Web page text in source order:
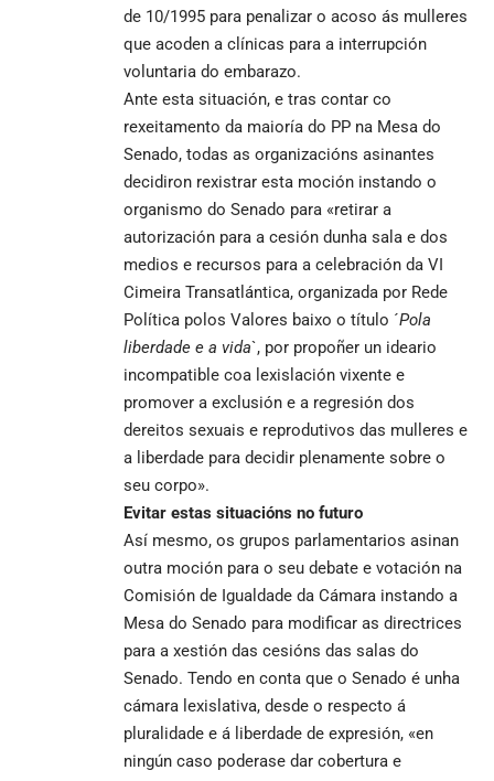
de 10/1995 para penalizar o acoso ás mulleres
que acoden a clínicas para a interrupción
voluntaria do embarazo.
Ante esta situación, e tras contar co
rexeitamento da maioría do PP na Mesa do
Senado, todas as organizacións asinantes
decidiron rexistrar esta moción instando o
organismo do Senado para «retirar a
autorización para a cesión dunha sala e dos
medios e recursos para a celebración da VI
Cimeira Transatlántica, organizada por Rede
Política polos Valores baixo o título ´Pola
liberdade e a vida`, por propoñer un ideario
incompatible coa lexislación vixente e
promover a exclusión e a regresión dos
dereitos sexuais e reprodutivos das mulleres e
a liberdade para decidir plenamente sobre o
seu corpo».
Evitar estas situacións no futuro
Así mesmo, os grupos parlamentarios asinan
outra moción para o seu debate e votación na
Comisión de Igualdade da Cámara instando a
Mesa do Senado para modificar as directrices
para a xestión das cesións das salas do
Senado. Tendo en conta que o Senado é unha
cámara lexislativa, desde o respecto á
pluralidade e á liberdade de expresión, «en
ningún caso poderase dar cobertura e